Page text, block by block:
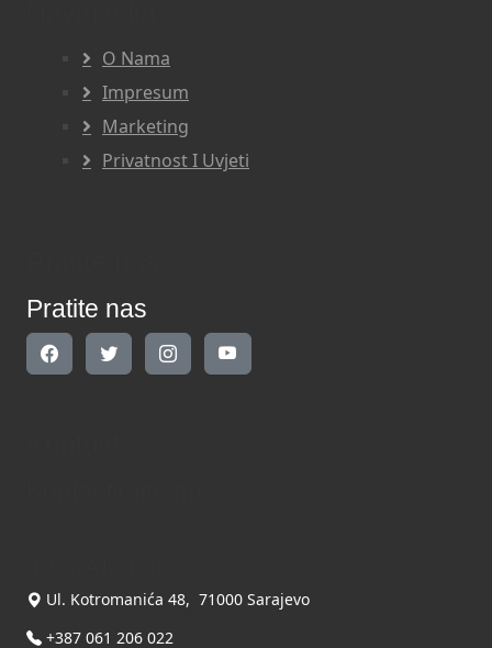
O Nama
Impresum
Marketing
Privatnost I Uvjeti
Pratite nas
Ul. Kotromanića 48, 71000 Sarajevo
+387 061 206 022